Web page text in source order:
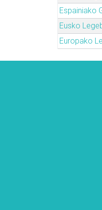
Espainiako
Eusko
Europako